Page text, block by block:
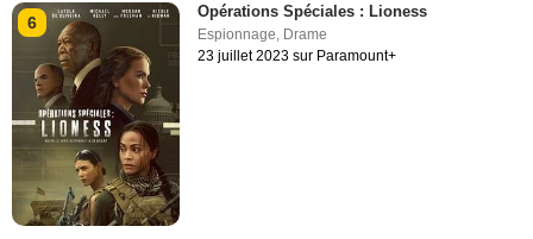
6
Opérations Spéciales : Lioness
Espionnage Drame
23 juillet 2023 sur Paramount+